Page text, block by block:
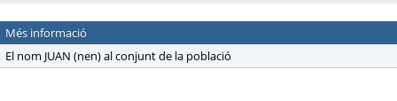
Més informació
El nom JUAN (nen) al conjunt de la població